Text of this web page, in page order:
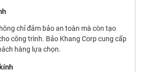
chỉ đảm bảo an toàn mà còn tạo
công trình. Bảo Khang Corp cung cấp
hàng lựa chọn.